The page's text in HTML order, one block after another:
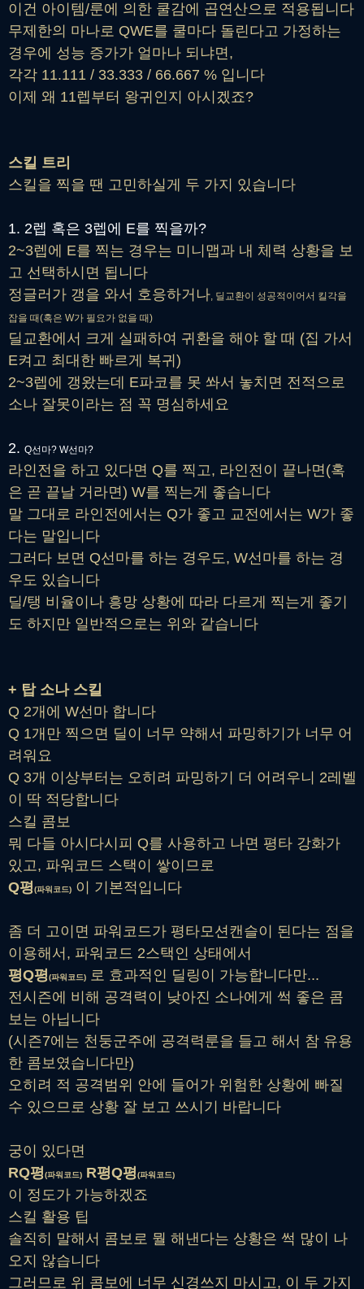
이건 아이템/룬에 의한 쿨감에 곱연산으로 적용됩니다
무제한의 마나로 QWE를 쿨마다 돌린다고 가정하는
경우에 성능 증가가 얼마나 되냐면,
각각 11.111 / 33.333 / 66.667 % 입니다
이제 왜 11렙부터 왕귀인지 아시겠죠?
스킬 트리
스킬을 찍을 땐 고민하실게 두 가지 있습니다
1. 2렙 혹은 3렙에 E를 찍을까?
2~3렙에 E를 찍는 경우는 미니맵과 내 체력 상황을 보
고 선택하시면 됩니다
정글러가 갱을 와서 호응하거나, 딜교환이 성공적이어서 킬각을
잡을 때(혹은 W가 필요가 없을 때)
딜교환에서 크게 실패하여 귀환을 해야 할 때 (집 가서
E켜고 최대한 빠르게 복귀)
2~3렙에 갱왔는데 E파코를 못 쏴서 놓치면 전적으로
소나 잘못이라는 점 꼭 명심하세요
2. Q선마? W선마?
라인전을 하고 있다면 Q를 찍고, 라인전이 끝나면(혹
은 곧 끝날 거라면) W를 찍는게 좋습니다
말 그대로 라인전에서는 Q가 좋고 교전에서는 W가 좋
다는 말입니다
그러다 보면 Q선마를 하는 경우도, W선마를 하는 경
우도 있습니다
딜/탱 비율이나 흥망 상황에 따라 다르게 찍는게 좋기
도 하지만 일반적으로는 위와 같습니다
+ 탑 소나 스킬
Q 2개에 W선마 합니다
Q 1개만 찍으면 딜이 너무 약해서 파밍하기가 너무 어
려워요
Q 3개 이상부터는 오히려 파밍하기 더 어려우니 2레벨
이 딱 적당합니다
스킬 콤보
뭐 다들 아시다시피 Q를 사용하고 나면 평타 강화가
있고, 파워코드 스택이 쌓이므로
Q평(파워코드) 이 기본적입니다
좀 더 고이면 파워코드가 평타모션캔슬이 된다는 점을
이용해서, 파워코드 2스택인 상태에서
평Q평(파워코드) 로 효과적인 딜링이 가능합니다만...
전시즌에 비해 공격력이 낮아진 소나에게 썩 좋은 콤
보는 아닙니다
(시즌7에는 천둥군주에 공격력룬을 들고 해서 참 유용
한 콤보였습니다만)
오히려 적 공격범위 안에 들어가 위험한 상황에 빠질
수 있으므로 상황 잘 보고 쓰시기 바랍니다
궁이 있다면
RQ평(파워코드) R평Q평(파워코드)
이 정도가 가능하겠죠
스킬 활용 팁
솔직히 말해서 콤보로 뭘 해낸다는 상황은 썩 많이 나
오지 않습니다
그러므로 위 콤보에 너무 신경쓰지 마시고, 이 두 가지